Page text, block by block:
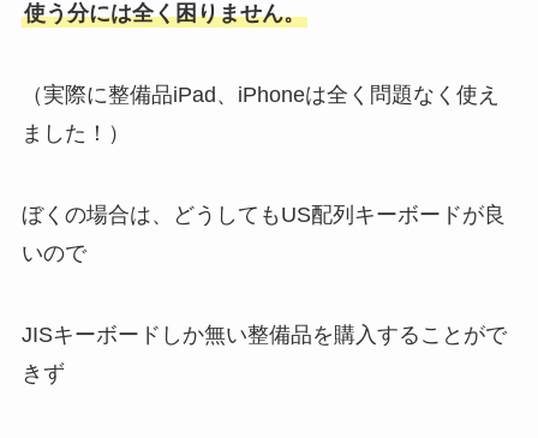
使う分には全く困りません。
（実際に整備品iPad、iPhoneは全く問題なく使え
ました！）
ぼくの場合は、どうしてもUS配列キーボードが良
いので
JISキーボードしか無い整備品を購入することがで
きず